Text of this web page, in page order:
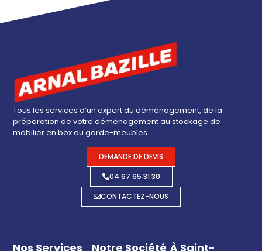
Tous les services d’un expert du déménagement, de la
préparation de votre déménagement au stockage de
mobilier en box ou garde-meubles.
DEMANDE DE DEVIS
04 67 65 31 30
CONTACTEZ-NOUS
Nos Services Notre Société À Saint-